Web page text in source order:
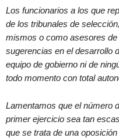
Los funcionarios a los que
de los tribunales de
mismos o como asesores
sugerencias en el desarrollo
equipo de gobierno ni de
todo momento con total
Lamentamos que el número
primer ejercicio sea tan
que se trata de una